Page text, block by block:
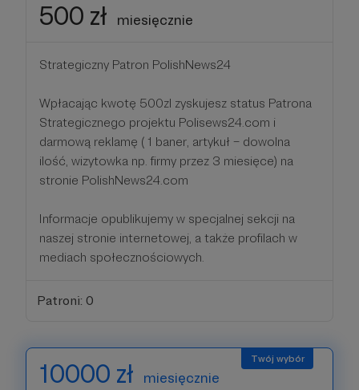
500 zł miesięcznie
Strategiczny Patron PolishNews24
Wpłacając kwotę 500zl zyskujesz status Patrona
Strategicznego projektu Polisews24.com i
darmową reklamę ( 1 baner, artykuł – dowolna
ilość, wizytowka np. firmy przez 3 miesięce) na
stronie PolishNews24.com
Informacje opublikujemy w specjalnej sekcji na
naszej stronie internetowej, a także profilach w
mediach społecznościowych.
Patroni: 0
10000 zł miesięcznie